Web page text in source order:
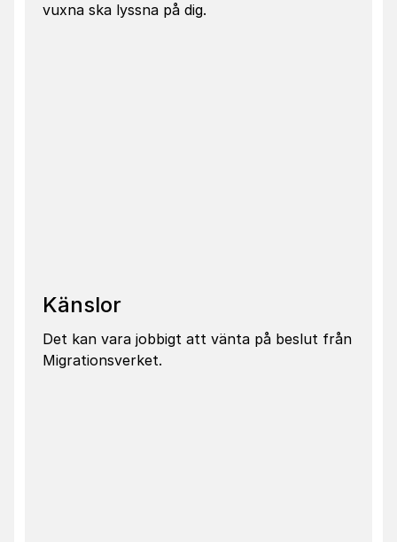
vuxna ska lyssna på dig.
Känslor
Det kan vara jobbigt att vänta på beslut från
Migrationsverket.